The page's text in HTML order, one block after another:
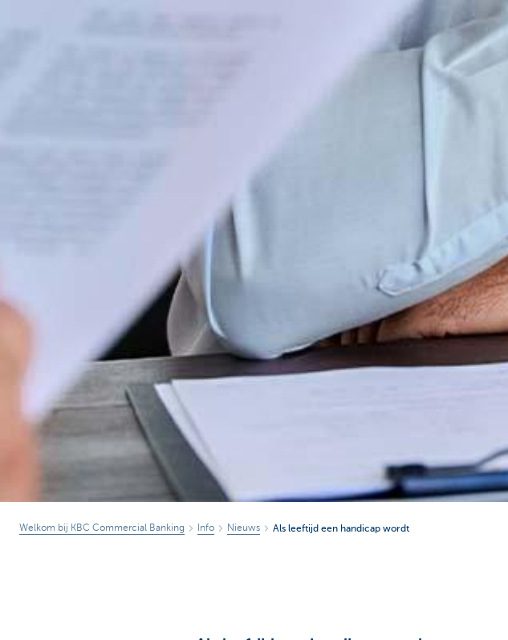
Welkom bij KBC Commercial Banking Info Nieuws Als leeftijd een handicap wordt